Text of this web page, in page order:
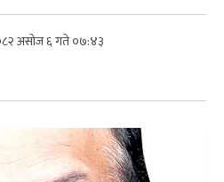
असोज ६ गते ०७:४३